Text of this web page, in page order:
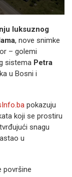
luksuznog
, nove snimke
– golemi
sistema Petra
u Bosni i
pokazuju
koji se prostiru
snagu
u
površine